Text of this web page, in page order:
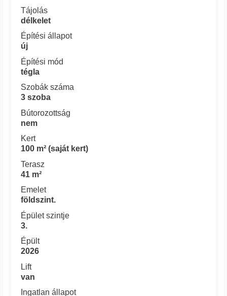
Tájolás
délkelet
Építési állapot
új
Építési mód
tégla
Szobák száma
3 szoba
Bútorozottság
nem
Kert
100 m² (saját kert)
Terasz
41 m²
Emelet
földszint.
Épület szintje
3.
Épült
2026
Lift
van
Ingatlan állapot